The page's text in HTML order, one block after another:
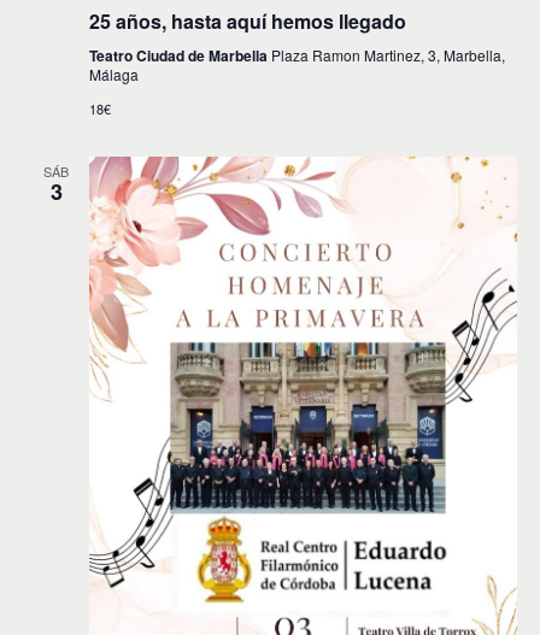
25 años, hasta aquí hemos llegado
Teatro Ciudad de Marbella Plaza Ramon Martinez, 3, Marbella,
Málaga
18€
SÁB
3